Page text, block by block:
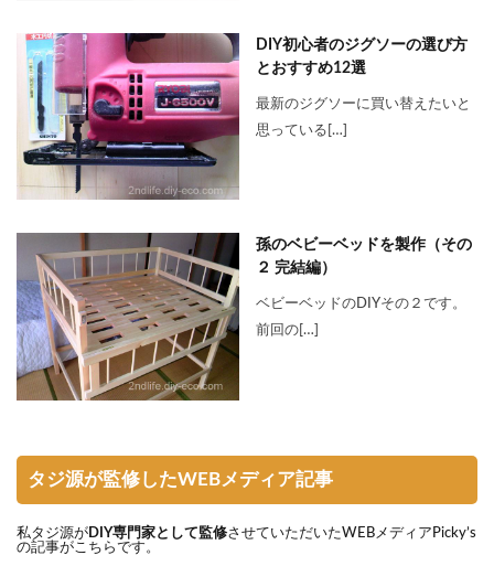
DIY初心者のジグソーの選び方
とおすすめ12選
最新のジグソーに買い替えたいと
思っている[…]
孫のベビーベッドを製作（その
２ 完結編）
ベビーベッドのDIYその２です。
前回の[…]
タジ源が監修したWEBメディア記事
私タジ源がDIY専門家として監修させていただいたWEBメディアPicky’s
の記事がこちらです。